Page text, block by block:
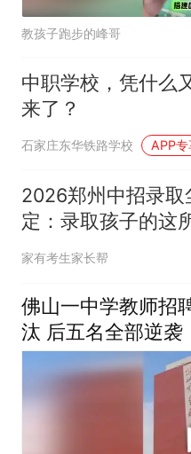
教孩子跑步的峰哥
中职学校，凭什么
来了？
石家庄东华铁路学校 APP专
2026郑州中招录取
定：录取孩子的这
中，就是孩子最好
家有考生家长帮
佛山一中学教师招
汰 后五名全部逆袭